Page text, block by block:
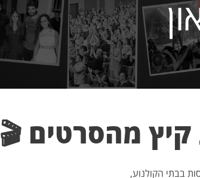
קיץ מהסרטים 🎬
בבתי הקולנוע,